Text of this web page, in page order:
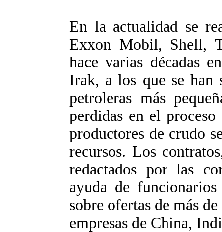
En la actualidad se
Exxon Mobil, Shell,
hace varias décadas
Irak, a los que se han
petroleras más
perdidas en el
productores de crudo
recursos. Los
redactados por las
ayuda de funcionarios
sobre ofertas de más
empresas de China,